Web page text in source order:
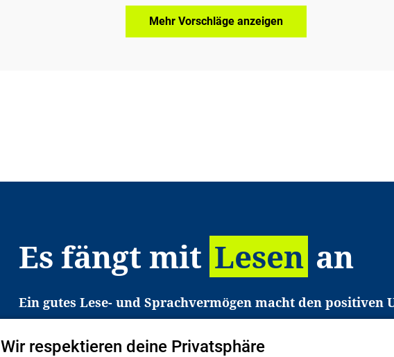
Mehr Vorschläge anzeigen
Es fängt mit Lesen an
Ein gutes Lese- und Sprachvermögen macht den positiven
Es erleichtert den Zugang zu Bildung und einem
Jugendliche in Deutschland haben aber große
Wir respektieren deine Privatsphäre